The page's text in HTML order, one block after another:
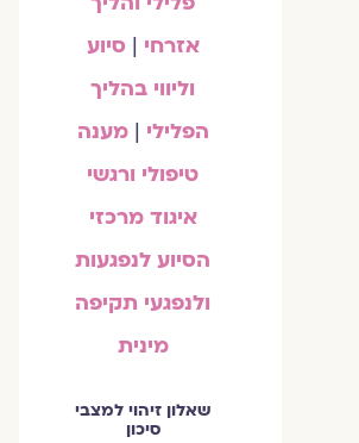
אזרחי| סיוע
וליווי בהליך
הפלילי| מענה
טיפולי ורגשי
איגוד מרכזי
הסיוע לנפגעות
ולנפגעי תקיפה
מינית
שאלון זיהוי למצבי
סיכון